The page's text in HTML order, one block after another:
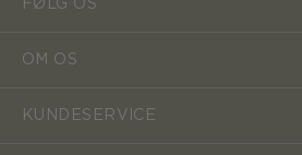
FØLG OS
OM OS
KUNDESERVICE